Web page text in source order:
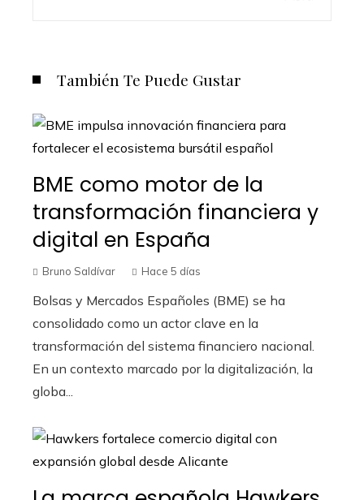
También Te Puede Gustar
BME como motor de la
transformación financiera y
digital en España
Bruno Saldívar Hace 5 días
Bolsas y Mercados Españoles (BME) se ha
consolidado como un actor clave en la
transformación del sistema financiero nacional.
En un contexto marcado por la digitalización, la
globa...